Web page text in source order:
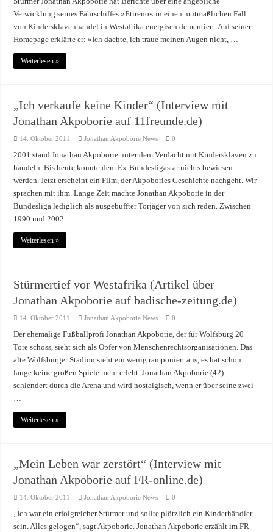
Verwicklung seines Fährschiffes »Etireno« in einen mutmaßlichen Fall
von Kindersklavenhandel in Westafrika energisch dementiert. Auf seiner
Homepage erklärte er: »Ich dachte, ich traue meinen Augen nicht, …
Weiterlesen »
„Ich verkaufe keine Kinder“ (Interview mit
Jonathan Akpoborie auf 11freunde.de)
14. Oktober 2011 Jonathan Akpoborie News 0
2001 stand Jonathan Akpoborie unter dem Verdacht mit Kindersklaven zu
handeln. Bis heute konnte dem Ex-Bundesligastar nichts bewiesen
werden. Jetzt erscheint ein Film, der Akpobories Geschichte nachgeht. Wir
sprachen mit ihm. Lange Zeit machte Jonathan Akpoborie in der
Bundesliga lediglich als ausgebuffter Torjäger von sich reden. Zwischen
1990 und 2002 …
Weiterlesen »
Stürmertief vor Westafrika (Artikel über
Jonathan Akpoborie auf badische-zeitung.de)
14. Oktober 2011 Jonathan Akpoborie News 0
Der ehemalige Fußballprofi Jonathan Akpoborie, der für Wolfsburg 20
Tore schoss, sieht sich als Opfer von Menschenrechtsorganisationen. Das
alte Wolfsburger Stadion sieht ein wenig ramponiert aus, es hat schon
lange keine großen Spiele mehr erlebt. Jonathan Akpoborie (42)
schlendert durch die Arena und wird nostalgisch, wenn er über seine zwei
…
Weiterlesen »
„Mein Leben war zerstört“ (Interview mit
Jonathan Akpoborie auf FR-online.de)
14. Oktober 2011 Jonathan Akpoborie News 0
„Ich war ein erfolgreicher Stürmer und sollte plötzlich ein Kinderhändler
sein. Alles gelogen“, sagt Akpoborie. Jonathan Akpoborie erzählt im FR-